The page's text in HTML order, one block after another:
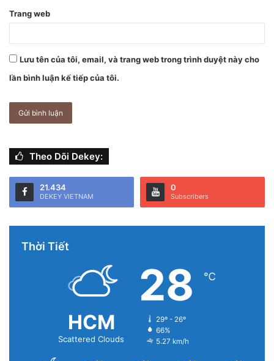
Trang web
Lưu tên của tôi, email, và trang web trong trình duyệt này cho
lần bình luận kế tiếp của tôi.
Theo Dõi Dekey:
21.434
DEKEY VIETNAM
0
Subscribers
Thời Tiết
HCM
Scattered Clouds
28 ℃
29º - 26º
66%
5.27 km/h